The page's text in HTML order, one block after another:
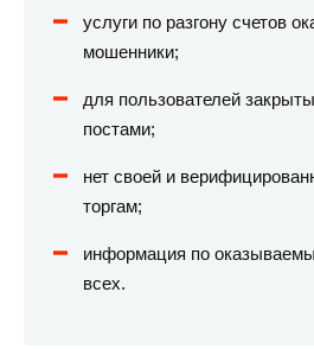
услуги по разгону счетов
мошенники;
для пользователей
постами;
нет своей и
торгам;
информация по
всех.